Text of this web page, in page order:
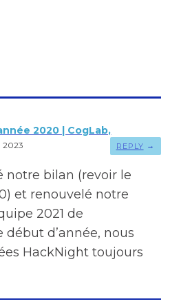
2020 | CogLab,
2023 REPLY →
notre bilan (revoir le
et renouvelé notre
2021 de
début d’année, nous
HackNight toujours